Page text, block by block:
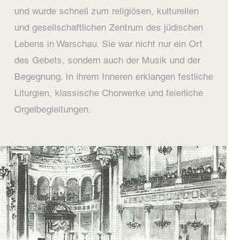
und wurde schnell zum religiösen, kulturellen
und gesellschaftlichen Zentrum des jüdischen
Lebens in Warschau. Sie war nicht nur ein Ort
des Gebets, sondern auch der Musik und der
Begegnung. In ihrem Inneren erklangen festliche
Liturgien, klassische Chorwerke und feierliche
Orgelbegleitungen.